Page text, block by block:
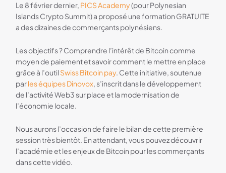
Le 8 février dernier, PICS Academy(pour Polynesian
Islands Crypto Summit) a proposé une formation GRATUITE
a des dizaines de commerçants polynésiens.
Les objectifs ? Comprendre l’intérêt de Bitcoin comme
moyen de paiement et savoir comment le mettre en place
grâce à l’outil Swiss Bitcoin pay. Cette initiative, soutenue
parles équipes Dinovox, s’inscrit dans le développement
de l’activité Web3 sur place et la modernisation de
l’économie locale.
Nous aurons l’occasion de faire le bilan de cette première
session très bientôt. En attendant, vous pouvez découvrir
l’académie et les enjeux de Bitcoin pour les commerçants
dans cette vidéo.